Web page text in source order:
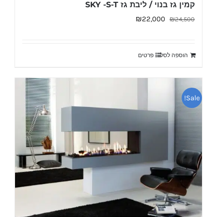
קמין גז בנוי / ליבת גז SKY -S-T
₪24,500
המחיר
₪24,500.
₪22,000
הוספה לסל פרטים
Sale!